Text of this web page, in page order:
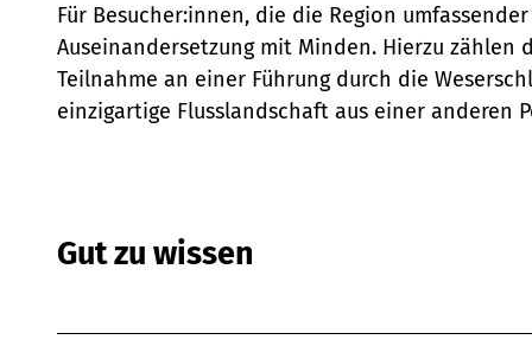
Für Besucher:innen, die die Region
Auseinandersetzung mit Minden. Hierzu zählen
Teilnahme an einer Führung durch die
einzigartige Flusslandschaft aus einer anderen
Gut zu wissen